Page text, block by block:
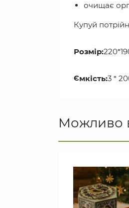
очищає
Купуй
Розмір:
Ємкість:3 *
Можливо